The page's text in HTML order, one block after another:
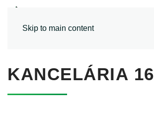
Skip to main content
KANCELÁRIA 16